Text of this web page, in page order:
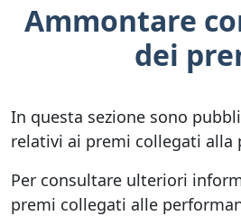
Ammontare
dei
In questa sezione sono
relativi ai premi collegati alla
Per consultare ulteriori
premi collegati alle